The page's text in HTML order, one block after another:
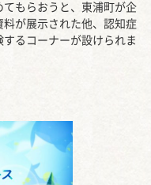
もらおうと、東浦町が企
が展示された他、認知症
るコーナーが設けられま